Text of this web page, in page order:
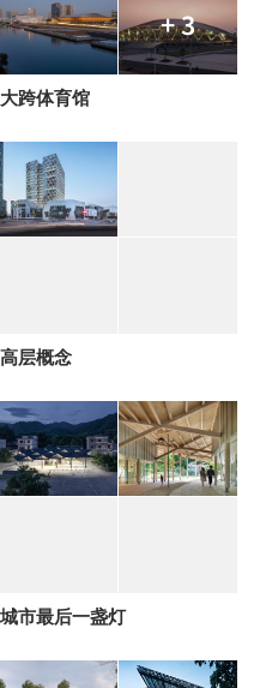
+ 3
大跨体育馆
高层概念
城市最后一盏灯